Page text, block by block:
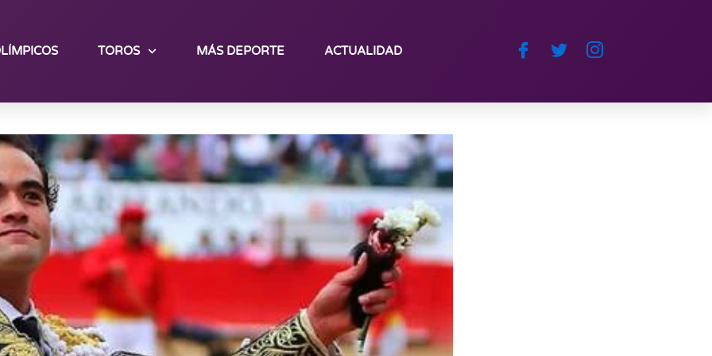
TOROS MÁS DEPORTE ACTUALIDAD